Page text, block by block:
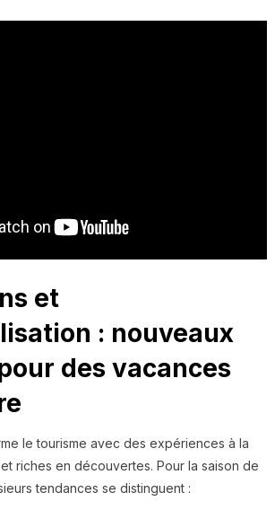
et
: nouveaux
des vacances
le tourisme avec des expériences à la
riches en découvertes. Pour la saison de
tendances se distinguent :